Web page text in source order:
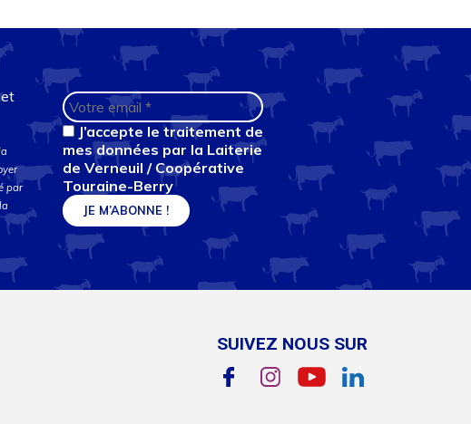
par
J’accepte le traitement de
mes données par la Laiterie
de Verneuil / Coopérative
Touraine-Berry
SUIVEZ NOUS SUR